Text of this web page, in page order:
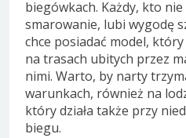
biegówkach. Każdy, kto nie
smarowanie, lubi wygodę
chce posiadać model,
na trasach ubitych przez
nimi. Warto, by narty
warunkach, również na
który działa także przy
biegu.